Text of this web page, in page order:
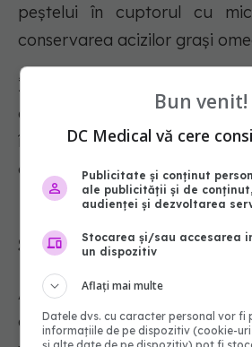
peștelui în cuptorul cu
conservarea acizilor grași
În plus, în comparație cu
cum ar fi prăjirea,
înseamnă că sunt șanse mai
compușii periculoși precum
Sous Vide
Această metodă de gătit
alimentelor într-un
Bun venit!
DC Medical vă cere
Publicitate și conținut
ale publicității și de
audienței și dezvoltarea
Stocarea și/sau accesarea
un dispozitiv
Aflați mai multe
Datele dvs. cu caracter personal vor fi
informațiile de pe dispozitiv (cookie-